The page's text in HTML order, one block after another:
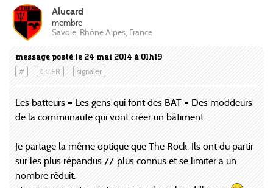
message posté le 24 mai 2014 à 01h19
# CITER signaler
Alucard
membre
Savoie, Rhône Alpes, France
Les batteurs = Les gens qui font des BAT = Des moddeurs
de la communauté qui vont créer un bâtiment.
Je partage la même optique que The Rock. Ils ont du partir
sur les plus répandus // plus connus et se limiter a un
nombre réduit.